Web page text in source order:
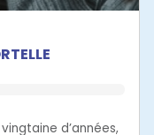
d’années,